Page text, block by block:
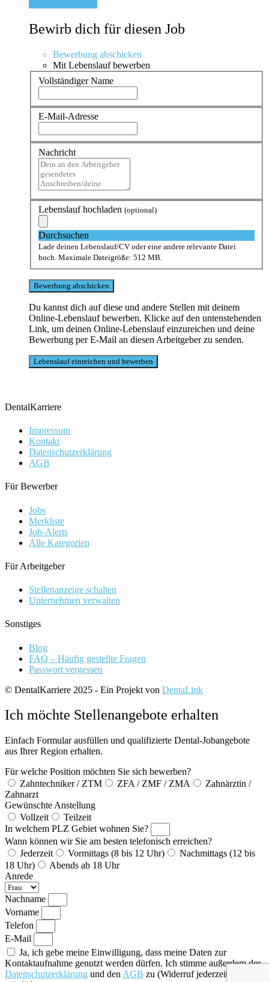
Bewirb dich für diesen Job
Bewerbung abschicken
Mit Lebenslauf bewerben
Vollständiger Name
E-Mail-Adresse
Nachricht
Lebenslauf hochladen (optional)
Durchsuchen
Lade deinen Lebenslauf/CV oder eine andere relevante Datei
hoch. Maximale Dateigröße: 512 MB.
Du kannst dich auf diese und andere Stellen mit deinem
Online-Lebenslauf bewerben. Klicke auf den untenstehenden
Link, um deinen Online-Lebenslauf einzureichen und deine
Bewerbung per E-Mail an diesen Arbeitgeber zu senden.
DentalKarriere
Impressum
Kontakt
Datenschutzerklärung
AGB
Für Bewerber
Jobs
Merkliste
Job-Alerts
Alle Kategorien
Für Arbeitgeber
Stellenanzeige schalten
Unternehmen verwalten
Sonstiges
Blog
FAQ – Häufig gestellte Fragen
Passwort vergessen
© DentalKarriere 2025 - Ein Projekt von DentaLink
Ich möchte Stellenangebote erhalten
Einfach Formular ausfüllen und qualifizierte Dental-Jobangebote
aus Ihrer Region erhalten.
Für welche Position möchten Sie sich bewerben?
Zahntechniker / ZTM
ZFA / ZMF / ZMA
Zahnärztin /
Zahnarzt
Gewünschte Anstellung
Vollzeit
Teilzeit
In welchem PLZ Gebiet wohnen Sie?
Wann können wir Sie am besten telefonisch erreichen?
Jederzeit
Vormittags (8 bis 12 Uhr)
Nachmittags (12 bis
18 Uhr)
Abends ab 18 Uhr
Anrede
Nachname
Vorname
Telefon
E-Mail
Ja, ich gebe meine Einwilligung, dass meine Daten zur
Kontaktaufnahme genutzt werden dürfen. Ich stimme außerdem der
Datenschutzerklärung und den AGB zu (Widerruf jederzeit